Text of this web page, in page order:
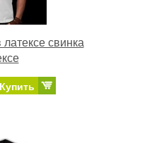
свинка
Купить